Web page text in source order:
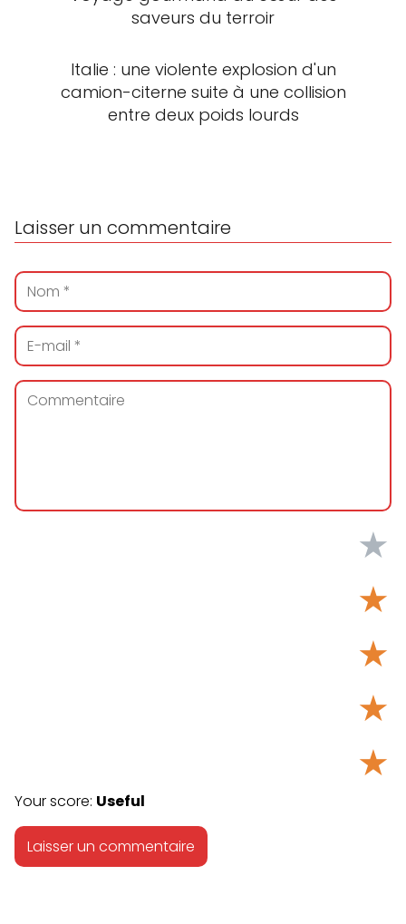
saveurs du terroir
Italie : une violente explosion d'un
camion-citerne suite à une collision
entre deux poids lourds
Laisser un commentaire
★
★
★
★
★
Your score: Useful